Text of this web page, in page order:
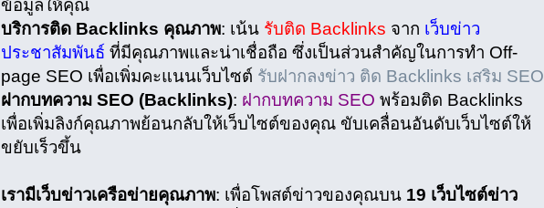
ข้อมูลให้คุณ
บริการติด Backlinks คุณภาพ: เน้น รับติด Backlinks จาก เว็บข่าว
ประชาสัมพันธ์ ที่มีคุณภาพและน่าเชื่อถือ ซึ่งเป็นส่วนสำคัญในการทำ Off-
page SEO เพื่อเพิ่มคะแนนเว็บไซต์ รับฝากลงข่าว ติด Backlinks เสริม SEO
ฝากบทความ SEO (Backlinks): ฝากบทความ SEO พร้อมติด Backlinks
เพื่อเพิ่มลิงก์คุณภาพย้อนกลับให้เว็บไซต์ของคุณ ขับเคลื่อนอันดับเว็บไซต์ให้
ขยับเร็วขึ้น
เรามีเว็บข่าวเครือข่ายคุณภาพ: เพื่อโพสต์ข่าวของคุณบน 19 เว็บไซต์ข่าว